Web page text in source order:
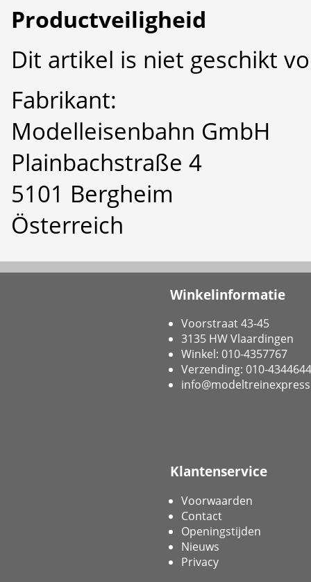
Productveiligheid
Dit artikel is niet geschikt
Fabrikant:
Modelleisenbahn GmbH
Plainbachstraße 4
5101 Bergheim
Österreich
Winkelinformatie
Voorstraat 43-45
3135 HW Vlaardingen
Winkel: 010-4357767
Verzending: 010-4344644
Klantenservice
Voorwaarden
Contact
Openingstijden
Nieuws
Privacy